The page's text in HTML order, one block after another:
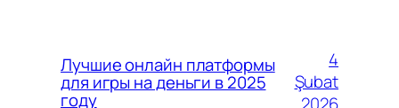
Лучшие онлайн платформы
для игры на деньги в 2025
году
4
Şubat